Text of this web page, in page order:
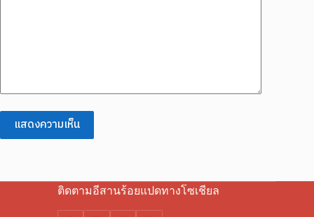
แสดงความเห็น
ติดตามอีสานร้อยแปดทางโซเชียล